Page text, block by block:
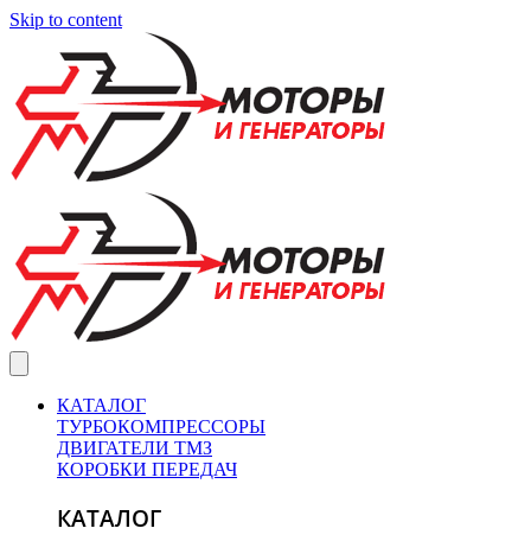
Skip to content
КАТАЛОГ
ТУРБОКОМПРЕССОРЫ
ДВИГАТЕЛИ ТМЗ
КОРОБКИ ПЕРЕДАЧ
КАТАЛОГ